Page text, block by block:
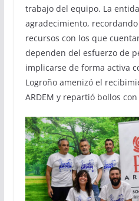
trabajo del equipo. La
agradecimiento,
recursos con los que
dependen del esfuerzo de
implicarse de forma activa
Logroño amenizó el
ARDEM y repartió bollos